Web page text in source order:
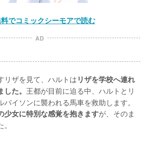
でコミックシーモアで読む
AD
リザを見て、ハルトはリザを学校へ連れ
た。 王都が目前に迫る中、ハルトとリ
イソンに襲われる馬車を救助します。
少女に特別な感覚を抱きますが、そのま